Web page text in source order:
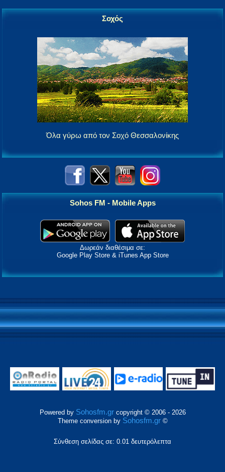
Σοχός
Όλα γύρω από τον Σοχό Θεσσαλονίκης
Sohos FM - Mobile Apps
Δωρεάν διαθέσιμα σε:
Google Play Store & iTunes App Store
Powered by Sohosfm.grcopyright © 2006 - 2026
Theme conversion by Sohosfm.gr©
Σύνθεση σελίδας σε: 0.01 δευτερόλεπτα